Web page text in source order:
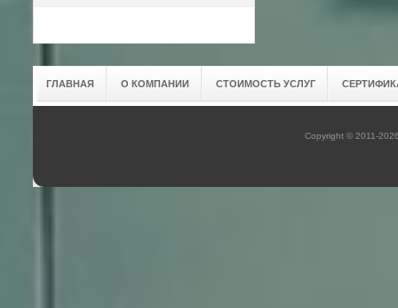
ГЛАВНАЯ О КОМПАНИИ СТОИМОСТЬ УСЛУГ
Copyright © 2011-